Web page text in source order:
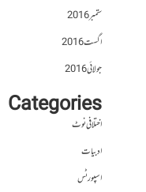
ستمبر 2016
اگست 2016
جولائی 2016
Categories
اختلافی نوٹ
ادبیات
اسپورٹس